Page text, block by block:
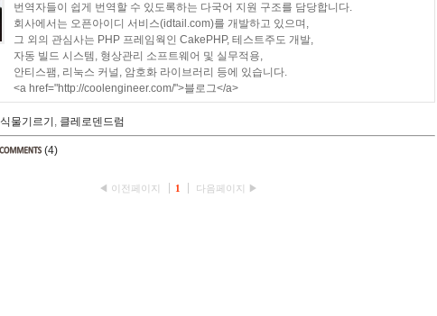
번역자들이 쉽게 번역할 수 있도록하는 다국어 지원 구조를 담당합니다.
회사에서는 오픈아이디 서비스(idtail.com)를 개발하고 있으며,
그 외의 관심사는 PHP 프레임웍인 CakePHP, 테스트주도 개발,
자동 빌드 시스템, 형상관리 소프트웨어 및 실무적용,
안티스팸, 리눅스 커널, 암호화 라이브러리 등에 있습니다.
<a href="http://coolengineer.com/">블로그</a>
식물기르기 , 클레로덴드럼
(4)
◀ 이전페이지 1 다음페이지 ▶